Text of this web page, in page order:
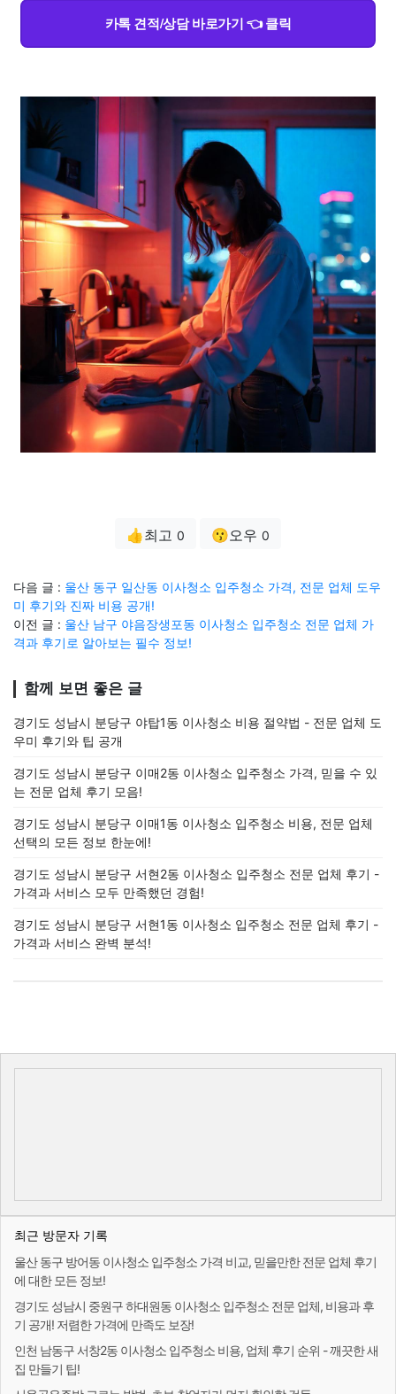
카톡 견적/상담 바로가기 👈 클릭
👍최고 0 😗오우 0
다음 글 : 울산 동구 일산동 이사청소 입주청소 가격, 전문 업체 도우
미 후기와 진짜 비용 공개!
이전 글 : 울산 남구 야음장생포동 이사청소 입주청소 전문 업체 가
격과 후기로 알아보는 필수 정보!
함께 보면 좋은 글
경기도 성남시 분당구 야탑1동 이사청소 비용 절약법 - 전문 업체 도
우미 후기와 팁 공개
경기도 성남시 분당구 이매2동 이사청소 입주청소 가격, 믿을 수 있
는 전문 업체 후기 모음!
경기도 성남시 분당구 이매1동 이사청소 입주청소 비용, 전문 업체
선택의 모든 정보 한눈에!
경기도 성남시 분당구 서현2동 이사청소 입주청소 전문 업체 후기 -
가격과 서비스 모두 만족했던 경험!
경기도 성남시 분당구 서현1동 이사청소 입주청소 전문 업체 후기 -
가격과 서비스 완벽 분석!
최근 방문자 기록
울산 동구 방어동 이사청소 입주청소 가격 비교, 믿을만한 전문 업체 후기
에 대한 모든 정보!
경기도 성남시 중원구 하대원동 이사청소 입주청소 전문 업체, 비용과 후
기 공개! 저렴한 가격에 만족도 보장!
인천 남동구 서창2동 이사청소 입주청소 비용, 업체 후기 순위 - 깨끗한 새
집 만들기 팁!